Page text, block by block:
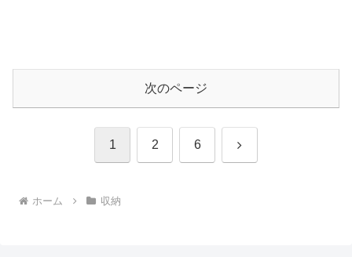
次のページ
1 2 6 次
ホーム 収納